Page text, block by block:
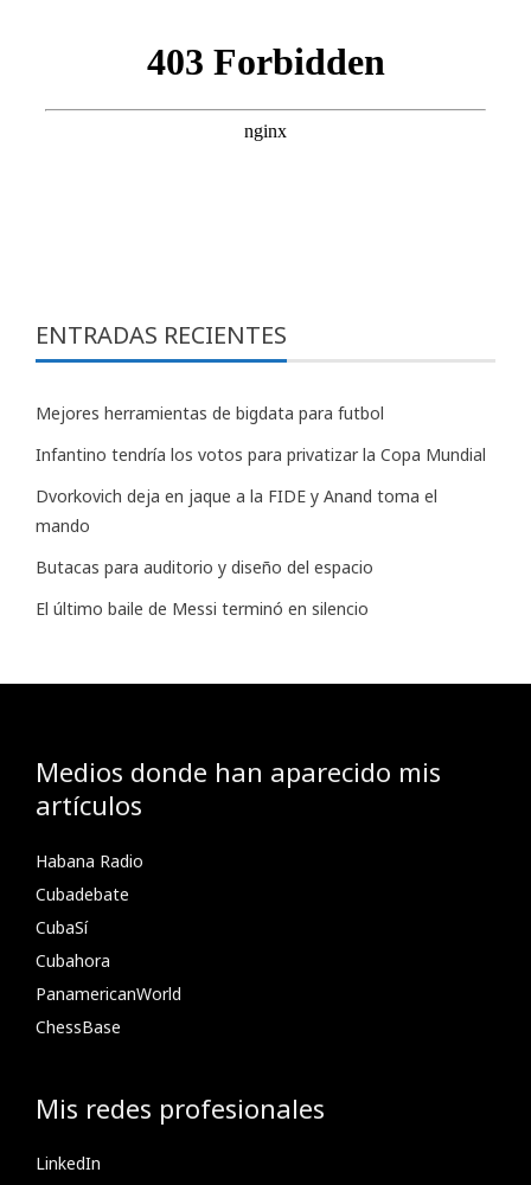
ENTRADAS RECIENTES
Mejores herramientas de bigdata para futbol
Infantino tendría los votos para privatizar la Copa Mundial
Dvorkovich deja en jaque a la FIDE y Anand toma el
mando
Butacas para auditorio y diseño del espacio
El último baile de Messi terminó en silencio
Medios donde han aparecido mis
artículos
Habana Radio
Cubadebate
CubaSí
Cubahora
PanamericanWorld
ChessBase
Mis redes profesionales
LinkedIn